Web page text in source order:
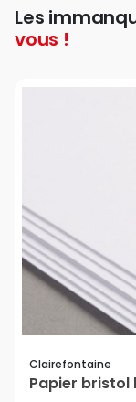
Les
vous !
Clairefontaine
Papier bristol